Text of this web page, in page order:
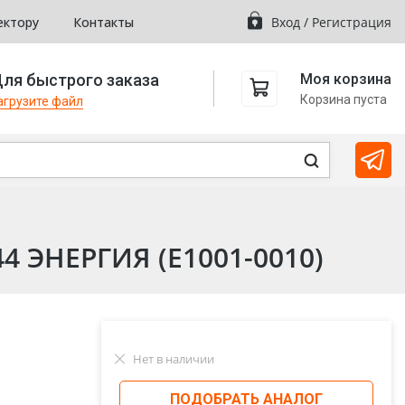
Контакты Вход / Регистрация
быстрого заказа
файл
Моя корзина
Корзина пуста
ЭНЕРГИЯ (Е1001-0010)
Нет в наличии
ПОДОБРАТЬ АНАЛОГ